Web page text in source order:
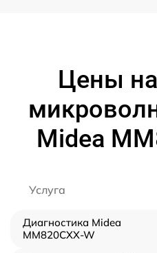
Цены
Midea
Услуга
Диагностика Midea
MM820CXX-W